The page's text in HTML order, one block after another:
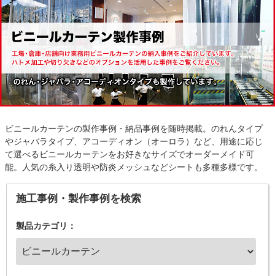
ビニールカーテンの製作事例・納品事例を随時掲載。のれんタイプ
やジャバラタイプ、アコーディオン（オーロラ）など、用途に応じ
て選べるビニールカーテンをお好きなサイズでオーダーメイド可
能。人気の糸入り透明や防炎メッシュなどシートも多種多様です。
施工事例・製作事例を検索
製品カテゴリ：